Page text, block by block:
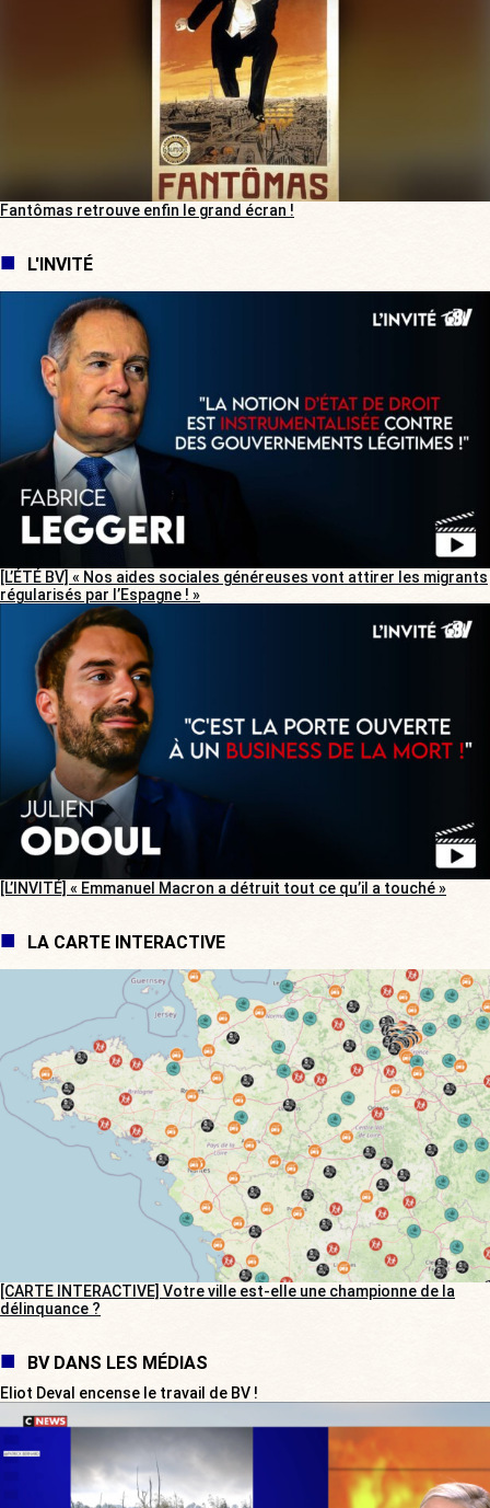
Fantômas retrouve enfin le grand écran !
L'INVITÉ
[L’ÉTÉ BV] « Nos aides sociales généreuses vont attirer les migrants
régularisés par l’Espagne ! »
[L’INVITÉ] « Emmanuel Macron a détruit tout ce qu’il a touché »
LA CARTE INTERACTIVE
[CARTE INTERACTIVE] Votre ville est-elle une championne de la
délinquance ?
BV DANS LES MÉDIAS
Eliot Deval encense le travail de BV !